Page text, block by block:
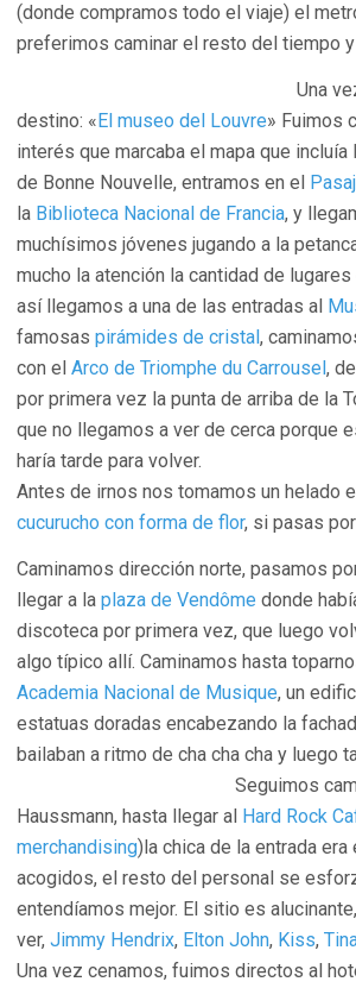
(donde compramos todo el viaje) el
preferimos caminar el resto del tiempo
Una
destino: «El museo del Louvre» Fuimos
interés que marcaba el mapa que
de Bonne Nouvelle, entramos en el
la Biblioteca Nacional de Francia, y
muchísimos jóvenes jugando a la
mucho la atención la cantidad de
así llegamos a una de las entradas al
famosas pirámides de cristal,
con el Arco de Triomphe du Carrousel,
por primera vez la punta de arriba de la
que no llegamos a ver de cerca porque
haría tarde para volver.
Antes de irnos nos tomamos un helado
cucurucho con forma de flor, si pasas
Caminamos dirección norte, pasamos
llegar a la plaza de Vendôme donde
discoteca por primera vez, que luego
algo típico allí. Caminamos hasta
Academia Nacional de Musique, un
estatuas doradas encabezando la
bailaban a ritmo de cha cha cha y luego
Seguimos
Haussmann, hasta llegar al Hard Rock
merchandising)la chica de la entrada
acogidos, el resto del personal se
entendíamos mejor. El sitio es
ver, Jimmy Hendrix, Elton John, Kiss,
Una vez cenamos, fuimos directos al